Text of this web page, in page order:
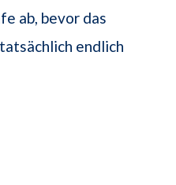
ab, bevor das
tatsächlich endlich